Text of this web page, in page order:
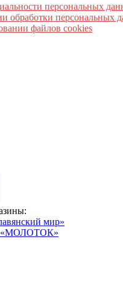
персональных
обработки персональных
файлов cookies
мир»